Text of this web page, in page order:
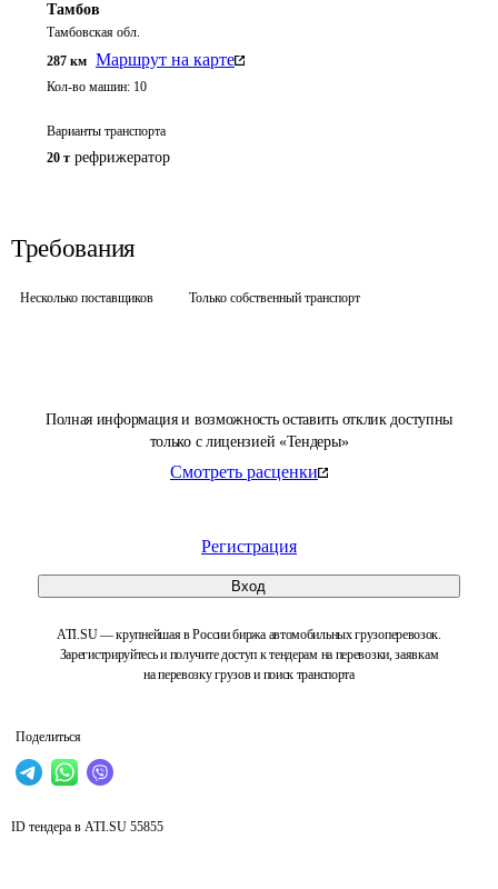
Полная информация и возможность оставить отклик доступны
только с лицензией «Тендеры»
Смотреть расценки
Регистрация
Вход
ATI.SU — крупнейшая в России биржа автомобильных грузоперевозок.
Зарегистрируйтесь и получите доступ к тендерам на перевозки, заявкам
на перевозку грузов и поиск транспорта
Поделиться
Тамбов
Тамбовская обл.
287 км Маршрут на карте
Кол-во машин: 10
Варианты транспорта
20 т рефрижератор
Требования
Несколько поставщиков Только собственный транспорт
ID тендера в ATI.SU 55855